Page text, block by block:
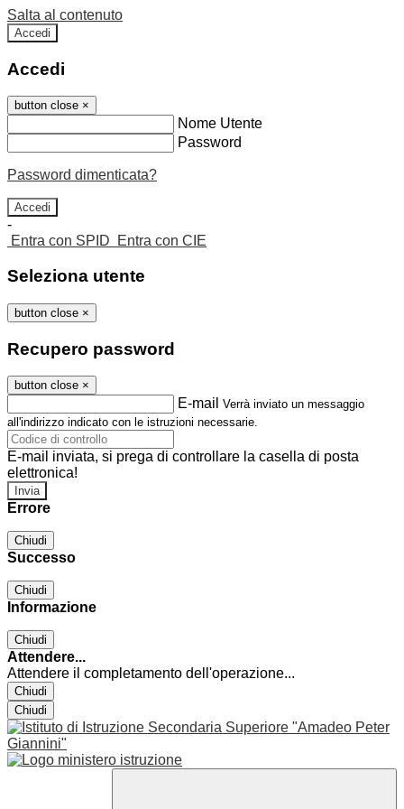
Salta al contenuto
Accedi
Accedi
button close ×
Nome Utente
Password
Password dimenticata?
-
Entra con SPID
Entra con CIE
Seleziona utente
button close ×
Recupero password
button close ×
E-mail Verrà inviato un messaggio
all'indirizzo indicato con le istruzioni necessarie.
E-mail inviata, si prega di controllare la casella di posta
elettronica!
Errore
Chiudi
Successo
Chiudi
Informazione
Chiudi
Attendere...
Attendere il completamento dell'operazione...
Chiudi
Chiudi